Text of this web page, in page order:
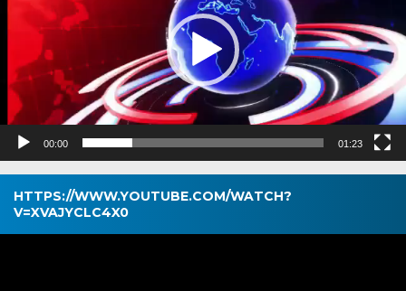
00:00 01:23
HTTPS://WWW.YOUTUBE.COM/WATCH?
V=XVAJYCLC4X0
Pemutar